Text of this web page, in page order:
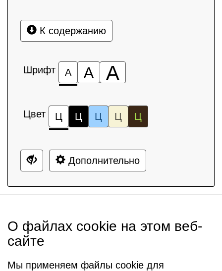
К содержанию
Шрифт А А А
Цвет Ц Ц Ц Ц Ц
Дополнительно
О файлах cookie на этом веб-
сайте
Мы применяем файлы cookie для